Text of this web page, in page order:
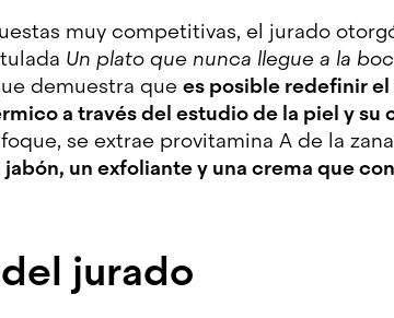
muy competitivas, el jurado
Un plato que nunca llegue a la
demuestra que es posible redefinir
a través del estudio de la piel y su
se extrae provitamina A de la
jabón, un exfoliante y una crema que
jurado